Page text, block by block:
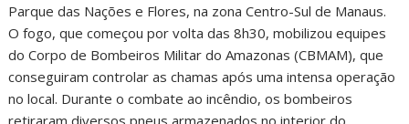
Parque das Nações e Flores, na zona Centro-Sul de Manaus.
O fogo, que começou por volta das 8h30, mobilizou equipes
do Corpo de Bombeiros Militar do Amazonas (CBMAM), que
conseguiram controlar as chamas após uma intensa operação
no local. Durante o combate ao incêndio, os bombeiros
retiraram diversos pneus armazenados no interior do